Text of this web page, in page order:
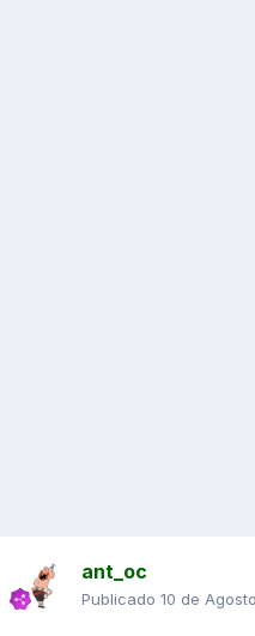
ant_oc
Publicado 10 de